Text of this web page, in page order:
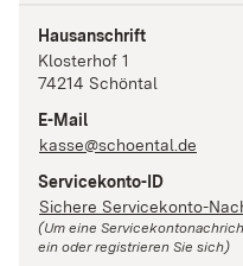
Hausanschrift
Klosterhof 1
74214 Schöntal
E-Mail
kasse@schoental.de
Servicekonto-ID
Sichere Servicekonto-
(Um eine
ein oder registrieren Sie sich)